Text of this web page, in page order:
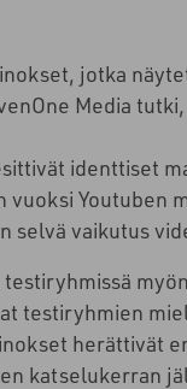
jotka
Media
identtiset
vuoksi
selvä vaikutus
testiryhmissä
testiryhmien
herättivät
katselukerran